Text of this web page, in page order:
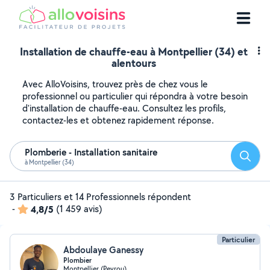
Installation de chauffe-eau à Montpellier (34) et
alentours
Avec AlloVoisins, trouvez près de chez vous le
professionnel ou particulier qui répondra à votre besoin
d'installation de chauffe-eau. Consultez les profils,
contactez-les et obtenez rapidement réponse.
Plomberie - Installation sanitaire
à Montpellier (34)
3 Particuliers et 14 Professionnels répondent
-
4,8/5 (1 459 avis)
Particulier
Abdoulaye Ganessy
Plombier